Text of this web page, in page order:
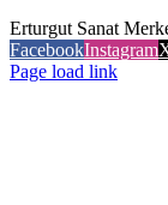
Erturgut Sanat
FacebookInstagram
Page load link